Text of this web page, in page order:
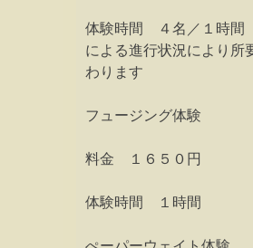
体験時間 ４名／１時
による進行状況により所
わります
フュージング体験
料金 １６５０円
体験時間 １時間